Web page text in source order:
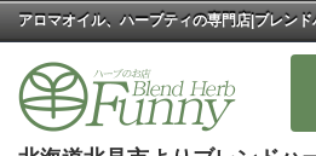
アロマオイル、ハーブティの専門店|ブレン